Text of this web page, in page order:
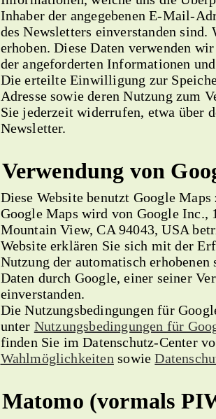
Inhaber der angegebenen E-Mail-
des Newsletters einverstanden sind.
erhoben. Diese Daten verwenden
der angeforderten Informationen
Die erteilte Einwilligung zur
Adresse sowie deren Nutzung zum
Sie jederzeit widerrufen, etwa über
Newsletter.
Verwendung von
Diese Website benutzt Google
Google Maps wird von Google Inc.,
Mountain View, CA 94043, USA
Website erklären Sie sich mit der
Nutzung der automatisch
Daten durch Google, einer seiner
einverstanden.
Die Nutzungsbedingungen für
unter Nutzungsbedingungen für
finden Sie im Datenschutz-Center
Wahlmöglichkeiten sowie
Matomo (vormals